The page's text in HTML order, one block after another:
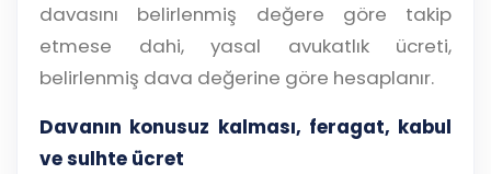
davasını belirlenmiş değere göre takip
etmese dahi, yasal avukatlık ücreti,
belirlenmiş dava değerine göre hesaplanır.
Davanın konusuz kalması, feragat, kabul
ve sulhte ücret